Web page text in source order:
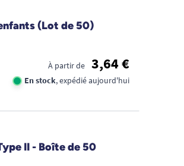
(Lot de 50)
À partir de 3,64 €
En stock, expédié aujourd'hui
II - Boîte de 50